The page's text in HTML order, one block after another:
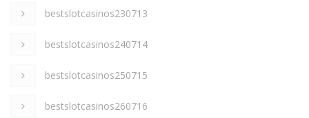
bestslotcasinos230713
bestslotcasinos240714
bestslotcasinos250715
bestslotcasinos260716